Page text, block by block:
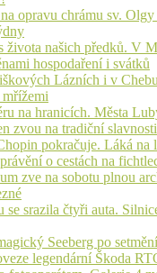
opravu chrámu sv.
života našich předků. V
hospodaření i svátků
Lázních i v
na hranicích. Města
zvou na tradiční slavnosti
pokračuje. Láká na
o cestách na
zve na sobotu plnou
se srazila čtyři auta.
Seeberg po
legendární Škoda